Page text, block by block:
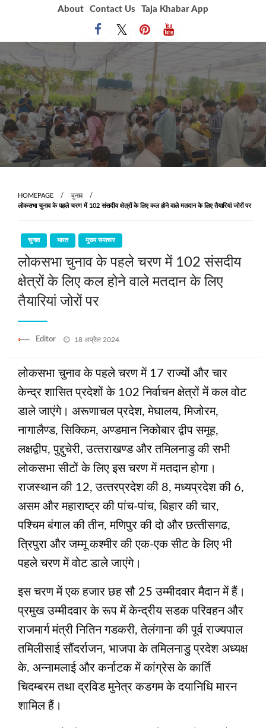
About Contact Us Taja Khabar App
HOMEPAGE
चुनाव
लोकसभा चुनाव के पहले चरण में 102 संसदीय क्षेत्रों के लिए कल होने वाले मतदान के लिए तैयारियां जोरों पर
चुनाव भारत मुख्य समाचार
लोकसभा चुनाव के पहले चरण में 102 संसदीय
क्षेत्रों के लिए कल होने वाले मतदान के लिए
तैयारियां जोरों पर
Editor
Posted
18 अप्रैल 2024
लोकसभा चुनाव के पहले चरण में 17 राज्‍यों और चार
केन्‍द्र शासित प्रदेशों के 102 निर्वाचन क्षेत्रों में कल वोट
डाले जाएंगे। अरूणाचल प्रदेश, मेघालय, मिजोरम,
नागालैण्‍ड, सिक्किम, अण्‍डमान निकोबार द्वीप समूह,
लक्षद्वीप, पुद्दुचेरी, उत्‍तराखण्‍ड और तमिलनाडु की सभी
लोकसभा सीटों के लिए इस चरण में मतदान होगा।
राजस्‍थान की 12, उत्‍तरप्रदेश की 8, मध्‍यप्रदेश की 6,
असम और महाराष्‍ट्र की पांच-पांच, बिहार की चार,
पश्चिम बंगाल की तीन, मणिपुर की दो और छत्‍तीसगढ,
त्रिपुरा और जम्‍मू कश्‍मीर की एक-एक सीट के लिए भी
पहले चरण में वोट डाले जाएंगे।
इस चरण में एक हजार छह सौ 25 उम्‍मीदवार मैदान में हैं।
प्रमुख उम्‍मीदवार के रूप में केन्‍द्रीय सडक परिवहन और
राजमार्ग मंत्री नितिन गडकरी, तेलंगाना की पूर्व राज्‍यपाल
तमिलीसाई सौंदर्राजन, भाजपा के तमिलनाडु प्रदेश अध्‍यक्ष
के. अन्‍नामलाई और कर्नाटक में कांग्रेस के कार्ति
चिदम्‍बरम तथा द्रविड मुनेत्र कडगम के दयानिधि मारन
शामिल हैं।